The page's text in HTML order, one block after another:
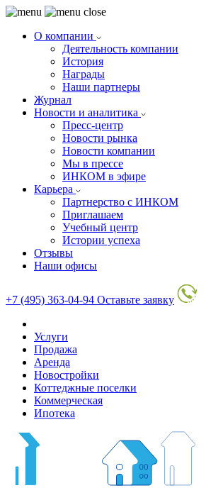
О компании
Деятельность компании
История
Награды
Наши партнеры
Журнал
Новости и аналитика
Пресс-центр
Новости рынка
Новости компании
Мы в прессе
ИНКОМ в эфире
Карьера
Партнерство с ИНКОМ
Приглашаем
Учебный центр
Истории успеха
Отзывы
Наши офисы
+7 (495) 363-04-94 Оставьте заявку
Услуги
Продажа
Аренда
Новостройки
Коттеджные поселки
Коммерческая
Ипотека